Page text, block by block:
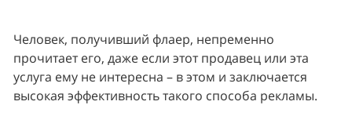
Человек, получивший флаер, непременно
прочитает его, даже если этот продавец или эта
услуга ему не интересна – в этом и заключается
высокая эффективность такого способа рекламы.